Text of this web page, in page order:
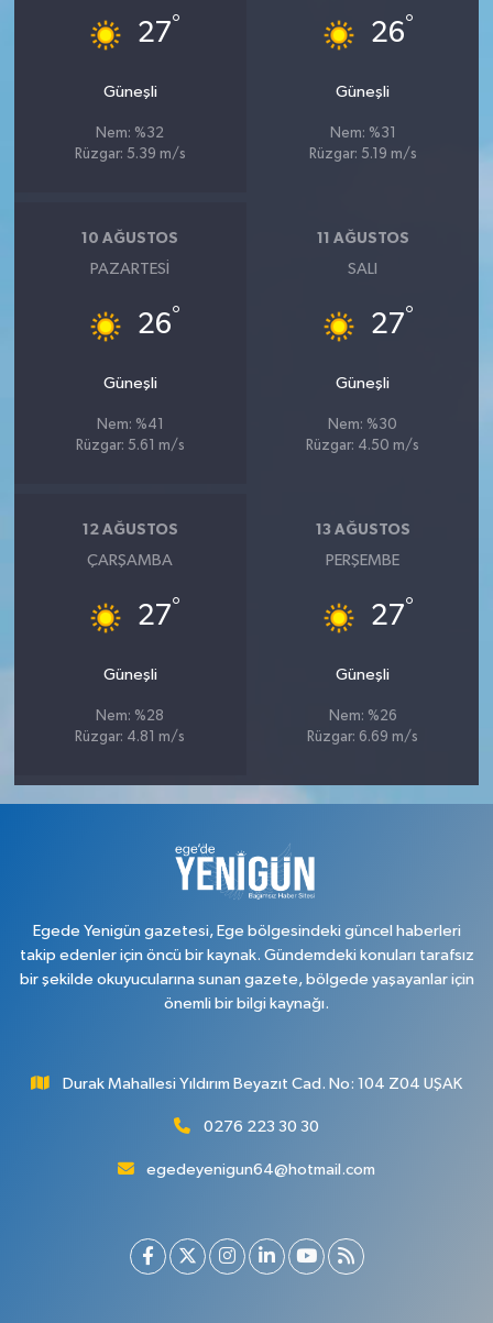
27°
Güneşli
Nem: %32
Rüzgar: 5.39 m/s
26°
Güneşli
Nem: %31
Rüzgar: 5.19 m/s
10 AĞUSTOS
PAZARTESI
26°
Güneşli
Nem: %41
Rüzgar: 5.61 m/s
11 AĞUSTOS
SALI
27°
Güneşli
Nem: %30
Rüzgar: 4.50 m/s
12 AĞUSTOS
ÇARŞAMBA
27°
Güneşli
Nem: %28
Rüzgar: 4.81 m/s
13 AĞUSTOS
PERŞEMBE
27°
Güneşli
Nem: %26
Rüzgar: 6.69 m/s
Egede Yenigün gazetesi, Ege bölgesindeki güncel haberleri
takip edenler için öncü bir kaynak. Gündemdeki konuları tarafsız
bir şekilde okuyucularına sunan gazete, bölgede yaşayanlar için
önemli bir bilgi kaynağı.
Durak Mahallesi Yıldırım Beyazıt Cad. No: 104 Z04 UŞAK
0276 223 30 30
egedeyenigun64@hotmail.com